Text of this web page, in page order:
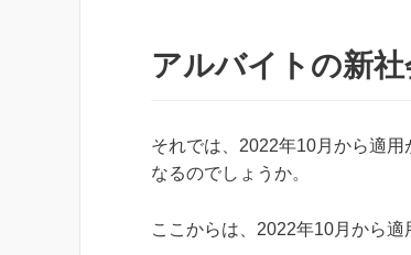
アルバイトの新
それでは、2022年10月から適
なるのでしょうか。
ここからは、2022年10月から